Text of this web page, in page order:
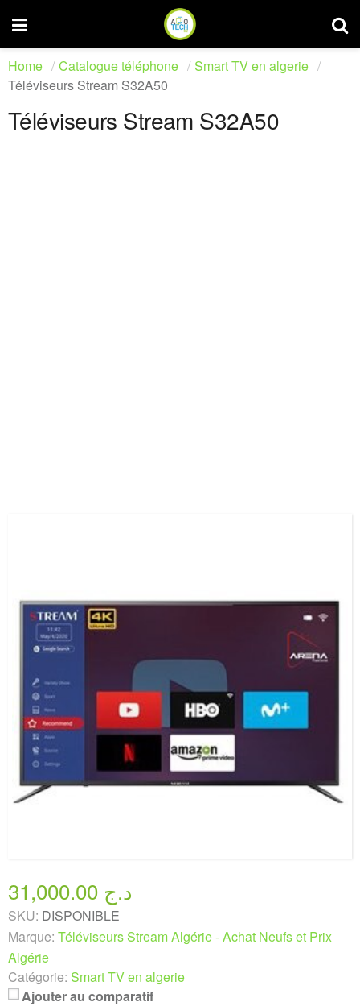
Home Catalogue téléphone
Smart TV en algerie
Téléviseurs Stream S32A50
Téléviseurs Stream S32A50
31,000.00 د.ج
SKU: DISPONIBLE
Marque: Téléviseurs Stream Algérie - Achat Neufs et Prix
Algérie
Catégorie: Smart TV en algerie
Ajouter au comparatif